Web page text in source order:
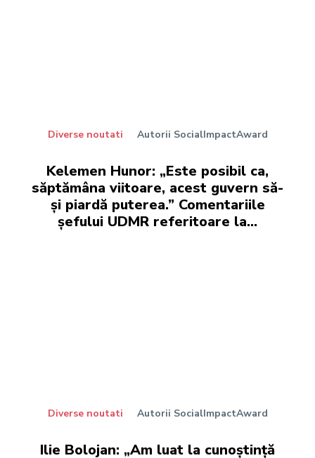
Diverse noutati Autorii SocialImpactAward
Kelemen Hunor: „Este posibil ca,
săptămâna viitoare, acest guvern să-
și piardă puterea.” Comentariile
șefului UDMR referitoare la…
Diverse noutati Autorii SocialImpactAward
Ilie Bolojan: „Am luat la cunoștință